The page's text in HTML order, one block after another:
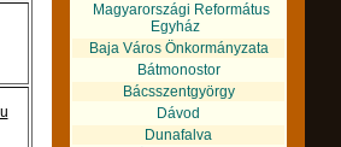
Magyarországi Református
Egyház
Baja Város Önkormányzata
Bátmonostor
Bácsszentgyörgy
Dávod
Dunafalva